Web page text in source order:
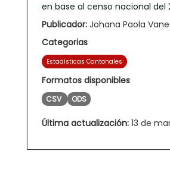
en base al censo nacional del
Publicador: Johana Paola
Categorias
Estadísticas Cantonales
Formatos disponibles
CSV ODS
Última actualización: 13 de